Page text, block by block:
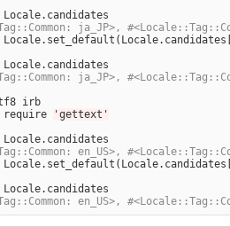
ja_JP>,
Locale.set_default (
ja_JP>,
irb
require
'gettext'
en_US>,
Locale.set_default (
en_US>,